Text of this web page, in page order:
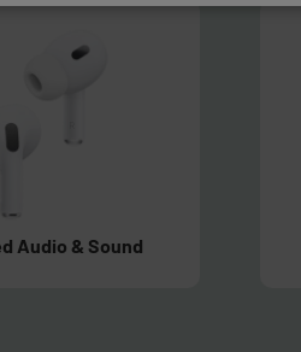
Audio & Sound